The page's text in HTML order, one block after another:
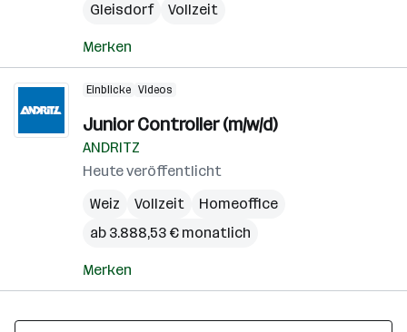
Gleisdorf
Vollzeit
Merken
Einblicke Videos
Junior Controller (m/w/d)
ANDRITZ
Heute veröffentlicht
Weiz
Vollzeit
Homeoffice
ab 3.888,53 € monatlich
Merken